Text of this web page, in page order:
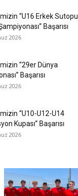
“U16 Erkek Sutopu
Başarısı
2026
“29er Dünya
Başarısı
2026
“U10-U12-U14
Kupası” Başarısı
2026